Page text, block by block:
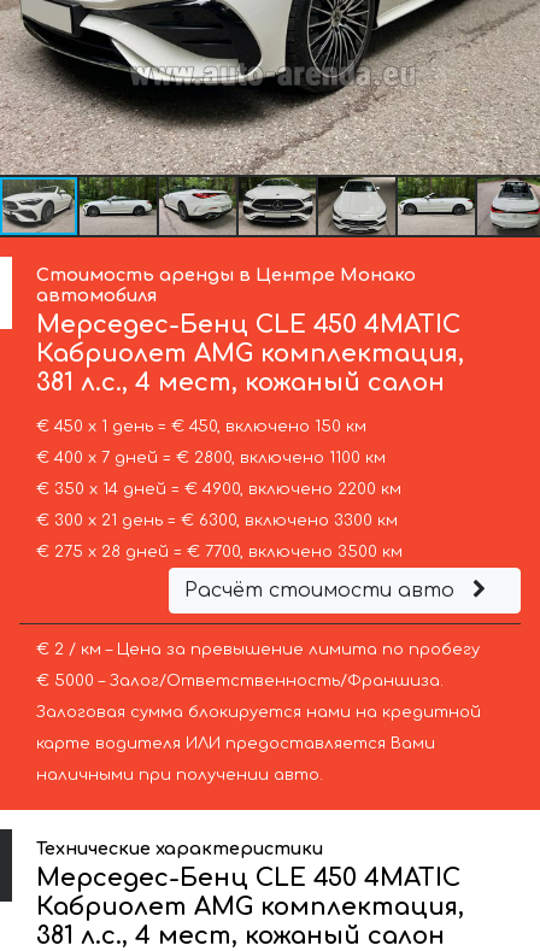
Стоимость аренды в Центре Монако
автомобиля
Мерседес-Бенц CLE 450 4MATIC
Кабриолет AMG комплектация,
381 л.с., 4 мест, кожаный салон
€ 450 х 1 день = € 450, включено 150 км
€ 400 х 7 дней = € 2800, включено 1100 км
€ 350 х 14 дней = € 4900, включено 2200 км
€ 300 х 21 день = € 6300, включено 3300 км
€ 275 х 28 дней = € 7700, включено 3500 км
Расчёт стоимости авто
€ 2 / км – Цена за превышение лимита по пробегу
€ 5000 – Залог/Ответственность/Франшиза.
Залоговая сумма блокируется нами на кредитной
карте водителя ИЛИ предоставляется Вами
наличными при получении авто.
Технические характеристики
Мерседес-Бенц CLE 450 4MATIC
Кабриолет AMG комплектация,
381 л.с., 4 мест, кожаный салон